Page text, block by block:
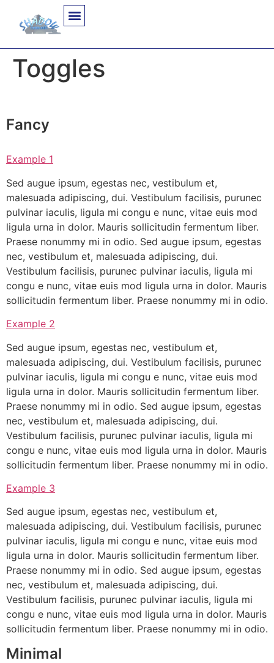
Toggles
Fancy
Example 1
Sed augue ipsum, egestas nec, vestibulum et,
malesuada adipiscing, dui. Vestibulum facilisis, purunec
pulvinar iaculis, ligula mi congu e nunc, vitae euis mod
ligula urna in dolor. Mauris sollicitudin fermentum liber.
Praese nonummy mi in odio. Sed augue ipsum, egestas
nec, vestibulum et, malesuada adipiscing, dui.
Vestibulum facilisis, purunec pulvinar iaculis, ligula mi
congu e nunc, vitae euis mod ligula urna in dolor. Mauris
sollicitudin fermentum liber. Praese nonummy mi in odio.
Example 2
Sed augue ipsum, egestas nec, vestibulum et,
malesuada adipiscing, dui. Vestibulum facilisis, purunec
pulvinar iaculis, ligula mi congu e nunc, vitae euis mod
ligula urna in dolor. Mauris sollicitudin fermentum liber.
Praese nonummy mi in odio. Sed augue ipsum, egestas
nec, vestibulum et, malesuada adipiscing, dui.
Vestibulum facilisis, purunec pulvinar iaculis, ligula mi
congu e nunc, vitae euis mod ligula urna in dolor. Mauris
sollicitudin fermentum liber. Praese nonummy mi in odio.
Example 3
Sed augue ipsum, egestas nec, vestibulum et,
malesuada adipiscing, dui. Vestibulum facilisis, purunec
pulvinar iaculis, ligula mi congu e nunc, vitae euis mod
ligula urna in dolor. Mauris sollicitudin fermentum liber.
Praese nonummy mi in odio. Sed augue ipsum, egestas
nec, vestibulum et, malesuada adipiscing, dui.
Vestibulum facilisis, purunec pulvinar iaculis, ligula mi
congu e nunc, vitae euis mod ligula urna in dolor. Mauris
sollicitudin fermentum liber. Praese nonummy mi in odio.
Minimal